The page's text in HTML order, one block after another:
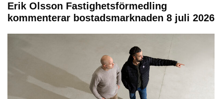
Erik Olsson Fastighetsförmedling
kommenterar bostadsmarknaden 8 juli 2026